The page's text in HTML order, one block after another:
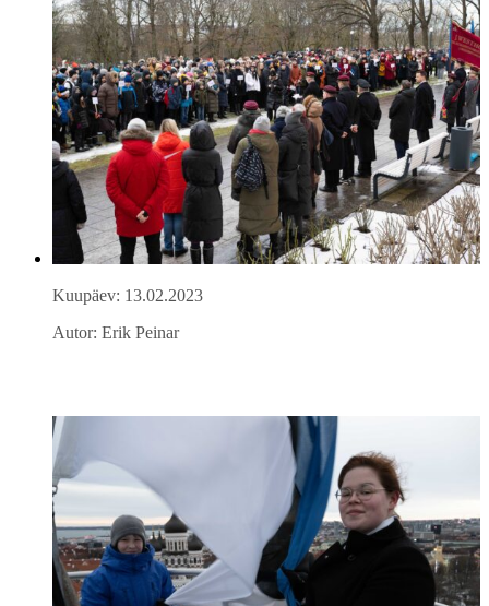
Kuupäev: 13.02.2023
Autor: Erik Peinar